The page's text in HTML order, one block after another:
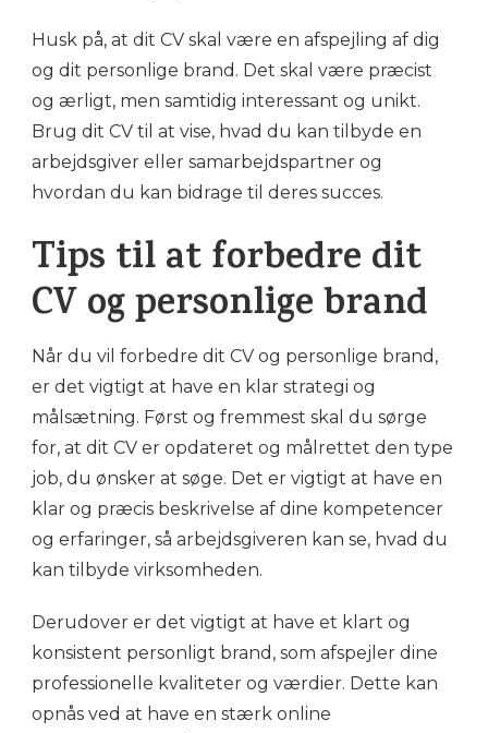
Husk på, at dit CV skal være en afspejling af dig
og dit personlige brand. Det skal være præcist
og ærligt, men samtidig interessant og unikt.
Brug dit CV til at vise, hvad du kan tilbyde en
arbejdsgiver eller samarbejdspartner og
hvordan du kan bidrage til deres succes.
Tips til at forbedre dit
CV og personlige brand
Når du vil forbedre dit CV og personlige brand,
er det vigtigt at have en klar strategi og
målsætning. Først og fremmest skal du sørge
for, at dit CV er opdateret og målrettet den type
job, du ønsker at søge. Det er vigtigt at have en
klar og præcis beskrivelse af dine kompetencer
og erfaringer, så arbejdsgiveren kan se, hvad du
kan tilbyde virksomheden.
Derudover er det vigtigt at have et klart og
konsistent personligt brand, som afspejler dine
professionelle kvaliteter og værdier. Dette kan
opnås ved at have en stærk online